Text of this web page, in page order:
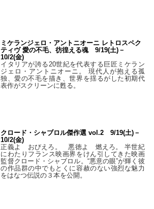
ミケランジェロ・アントニオーニ レトロスペク
ティヴ 愛の不毛、彷徨える魂 9/19(土)－
10/2(金)
イタリアが誇る20世紀を代表する巨匠ミケラン
ジェロ・アントニオーニ。 現代人が抱える孤
独、愛の不毛を描き、世界を揺るがした初期代
表作がスクリーンに甦る。
クロード・シャブロル傑作選 vol.2 9/19(土)－
10/2(金)
正義よ おびえろ。 悪徳よ 燃えろ。 半世紀
にわたりフランス映画界をけん引してきた映画
監督クロード・シャブロル。“悪意の眼”が輝く彼
の作品群の中でもとくに容赦のない強烈な魅力
をはなつ伝説の３本を公開。